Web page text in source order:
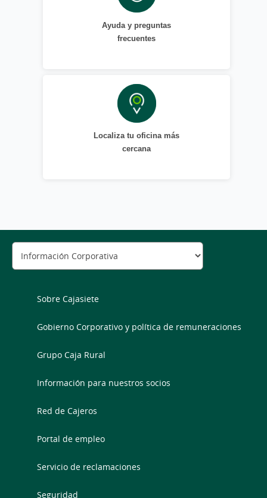
Ayuda y preguntas
frecuentes
Localiza tu oficina más
cercana
Sobre Cajasiete
Gobierno Corporativo y política de remuneraciones
Grupo Caja Rural
Información para nuestros socios
Red de Cajeros
Portal de empleo
Servicio de reclamaciones
Seguridad